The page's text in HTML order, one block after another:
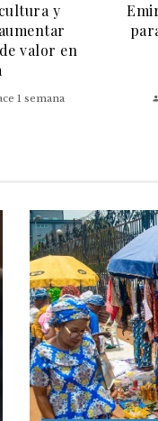
y
valor en
1 semana